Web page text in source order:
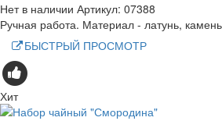
Нет в наличии Артикул: 07388
Ручная работа. Материал - латунь,
БЫСТРЫЙ ПРОСМОТР
Хит